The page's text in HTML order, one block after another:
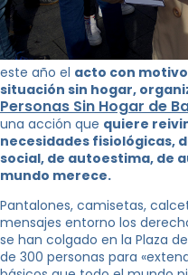
este año el acto con motivo
situación sin hogar,
Personas Sin Hogar de
una acción que quiere
necesidades fisiológicas,
social, de autoestima, de
mundo merece.
Pantalones, camisetas,
mensajes entorno los
se han colgado en la Plaza
de 300 personas para